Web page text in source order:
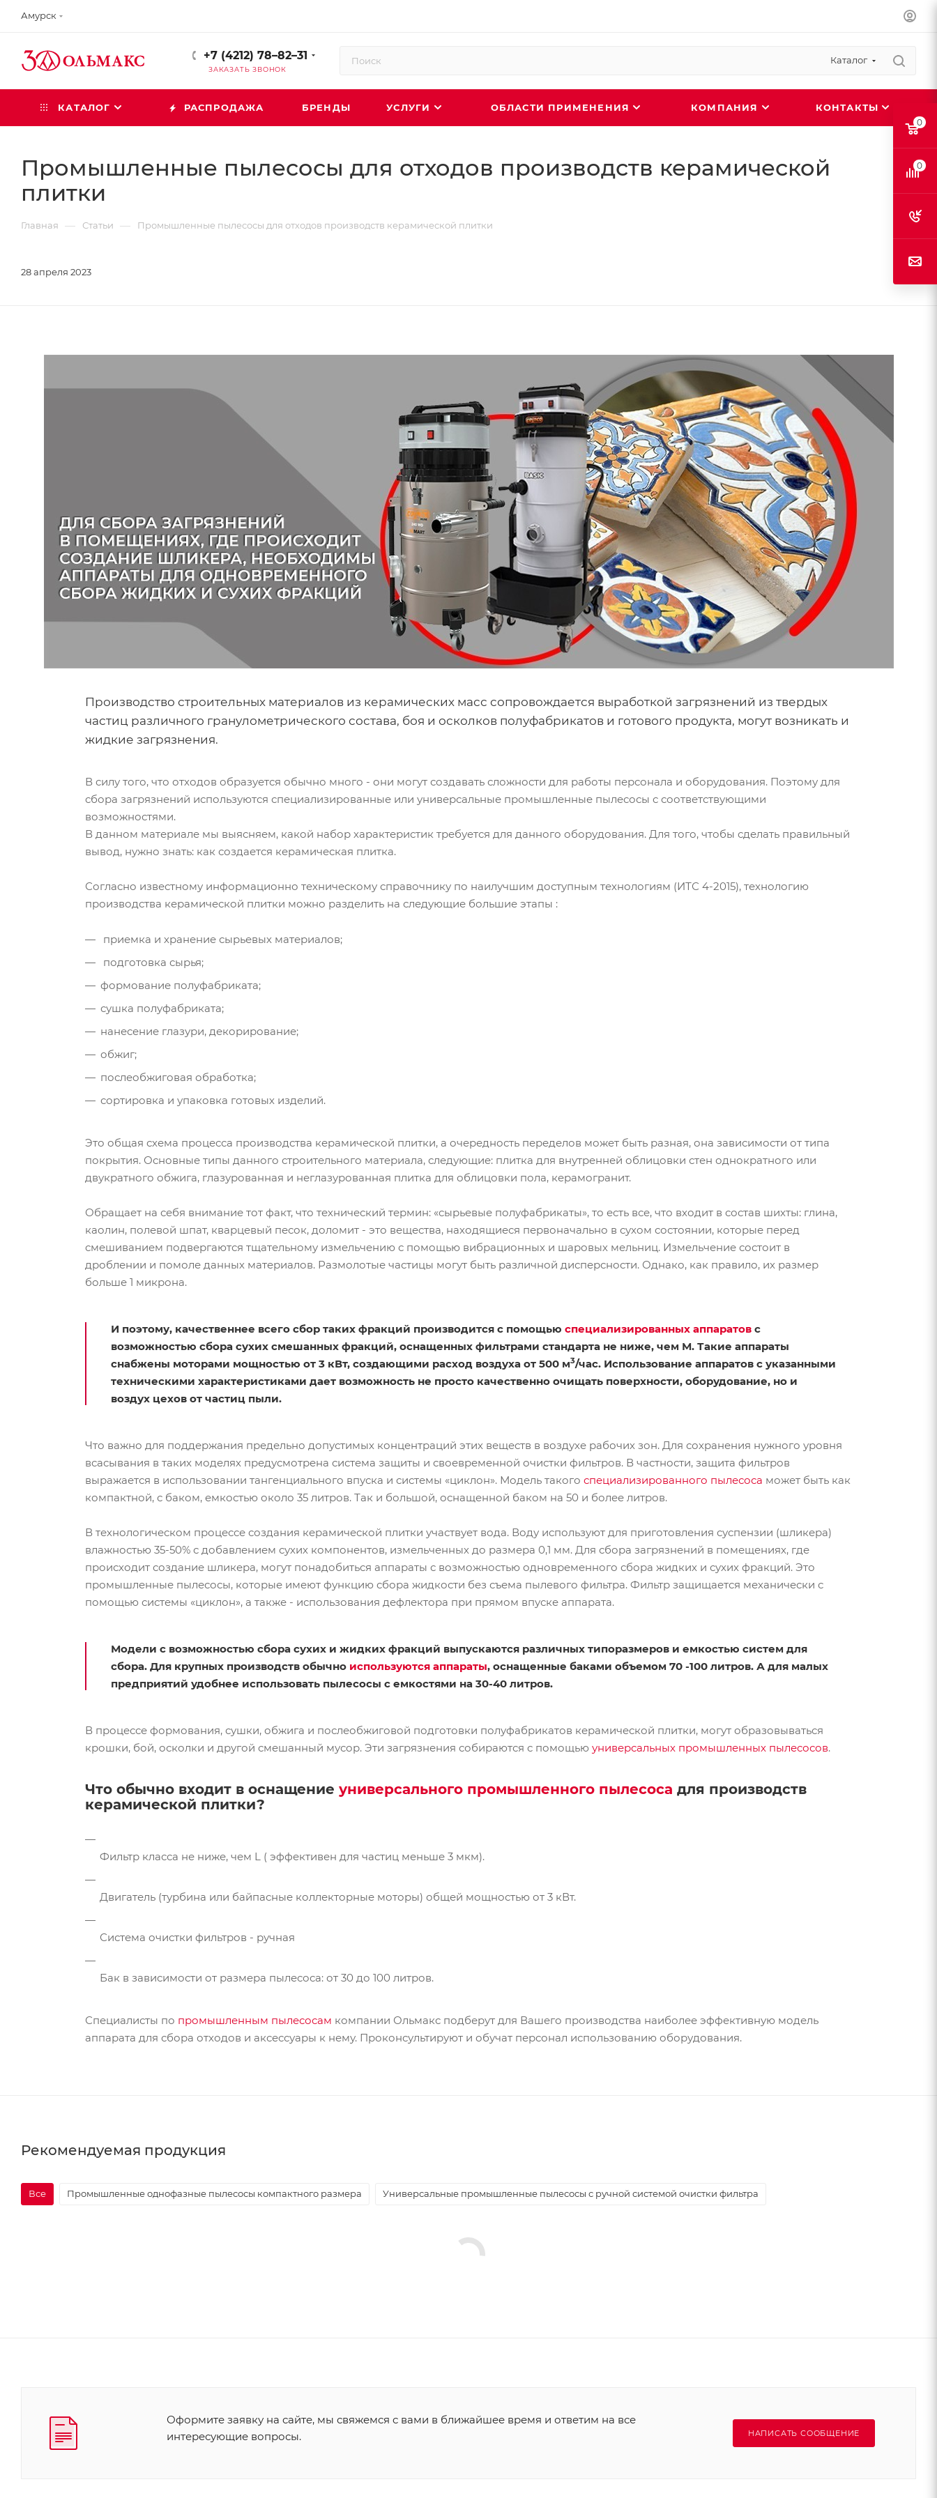
Амурск
+7 (4212) 78–82–31
ЗАКАЗАТЬ ЗВОНОК
Каталог
КАТАЛОГ РАСПРОДАЖА БРЕНДЫ УСЛУГИ ОБЛАСТИ ПРИМЕНЕНИЯ КОМПАНИЯ КОНТАКТЫ
Промышленные пылесосы для отходов производств керамической
плитки
Главная — Статьи — Промышленные пылесосы для отходов производств керамической плитки
28 апреля 2023
Производство строительных материалов из керамических масс сопровождается выработкой загрязнений из твердых
частиц различного гранулометрического состава, боя и осколков полуфабрикатов и готового продукта, могут возникать и
жидкие загрязнения.
В силу того, что отходов образуется обычно много - они могут создавать сложности для работы персонала и оборудования. Поэтому для
сбора загрязнений используются специализированные или универсальные промышленные пылесосы с соответствующими
возможностями.
В данном материале мы выясняем, какой набор характеристик требуется для данного оборудования. Для того, чтобы сделать правильный
вывод, нужно знать: как создается керамическая плитка.
Согласно известному информационно техническому справочнику по наилучшим доступным технологиям (ИТС 4-2015), технологию
производства керамической плитки можно разделить на следующие большие этапы :
приемка и хранение сырьевых материалов;
подготовка сырья;
формование полуфабриката;
сушка полуфабриката;
нанесение глазури, декорирование;
обжиг;
послеобжиговая обработка;
сортировка и упаковка готовых изделий.
Это общая схема процесса производства керамической плитки, а очередность переделов может быть разная, она зависимости от типа
покрытия. Основные типы данного строительного материала, следующие: плитка для внутренней облицовки стен однократного или
двукратного обжига, глазурованная и неглазурованная плитка для облицовки пола, керамогранит.
Обращает на себя внимание тот факт, что технический термин: «сырьевые полуфабрикаты», то есть все, что входит в состав шихты: глина,
каолин, полевой шпат, кварцевый песок, доломит - это вещества, находящиеся первоначально в сухом состоянии, которые перед
смешиванием подвергаются тщательному измельчению с помощью вибрационных и шаровых мельниц. Измельчение состоит в
дроблении и помоле данных материалов. Размолотые частицы могут быть различной дисперсности. Однако, как правило, их размер
больше 1 микрона.
И поэтому, качественнее всего сбор таких фракций производится с помощью специализированных аппаратов с
возможностью сбора сухих смешанных фракций, оснащенных фильтрами стандарта не ниже, чем М. Такие аппараты
снабжены моторами мощностью от 3 кВт, создающими расход воздуха от 500 м3/час. Использование аппаратов с указанными
техническими характеристиками дает возможность не просто качественно очищать поверхности, оборудование, но и
воздух цехов от частиц пыли.
Что важно для поддержания предельно допустимых концентраций этих веществ в воздухе рабочих зон. Для сохранения нужного уровня
всасывания в таких моделях предусмотрена система защиты и своевременной очистки фильтров. В частности, защита фильтров
выражается в использовании тангенциального впуска и системы «циклон». Модель такого специализированного пылесоса может быть как
компактной, с баком, емкостью около 35 литров. Так и большой, оснащенной баком на 50 и более литров.
В технологическом процессе создания керамической плитки участвует вода. Воду используют для приготовления суспензии (шликера)
влажностью 35-50% с добавлением сухих компонентов, измельченных до размера 0,1 мм. Для сбора загрязнений в помещениях, где
происходит создание шликера, могут понадобиться аппараты с возможностью одновременного сбора жидких и сухих фракций. Это
промышленные пылесосы, которые имеют функцию сбора жидкости без съема пылевого фильтра. Фильтр защищается механически с
помощью системы «циклон», а также - использования дефлектора при прямом впуске аппарата.
Модели с возможностью сбора сухих и жидких фракций выпускаются различных типоразмеров и емкостью систем для
сбора. Для крупных производств обычно используются аппараты, оснащенные баками объемом 70 -100 литров. А для малых
предприятий удобнее использовать пылесосы с емкостями на 30-40 литров.
В процессе формования, сушки, обжига и послеобжиговой подготовки полуфабрикатов керамической плитки, могут образовываться
крошки, бой, осколки и другой смешанный мусор. Эти загрязнения собираются с помощью универсальных промышленных пылесосов.
Что обычно входит в оснащение универсального промышленного пылесоса для производств
керамической плитки?
Фильтр класса не ниже, чем L ( эффективен для частиц меньше 3 мкм).
Двигатель (турбина или байпасные коллекторные моторы) общей мощностью от 3 кВт.
Система очистки фильтров - ручная
Бак в зависимости от размера пылесоса: от 30 до 100 литров.
Специалисты по промышленным пылесосам компании Ольмакс подберут для Вашего производства наиболее эффективную модель
аппарата для сбора отходов и аксессуары к нему. Проконсультируют и обучат персонал использованию оборудования.
Рекомендуемая продукция
Все Промышленные однофазные пылесосы компактного размера Универсальные промышленные пылесосы с ручной системой очистки фильтра
Оформите заявку на сайте, мы свяжемся с вами в ближайшее время и ответим на все
интересующие вопросы.
НАПИСАТЬ СООБЩЕНИЕ
0
0